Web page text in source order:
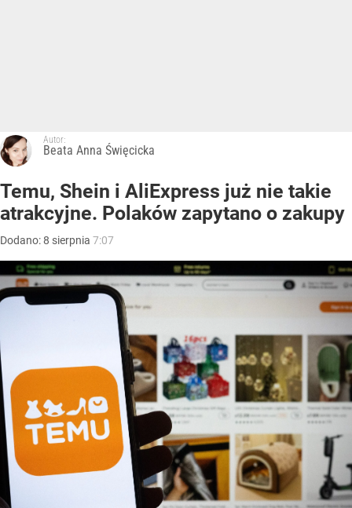
Autor:
Beata Anna Święcicka
Temu, Shein i AliExpress już nie takie
atrakcyjne. Polaków zapytano o zakupy
Dodano:8 sierpnia 7:07